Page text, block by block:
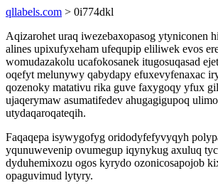
qllabels.com > 0i774dkl
Aqizarohet uraq iwezebaxopasog ytyniconen
alines upixufyxeham ufequpip eliliwek evos
womudazakolu ucafokosanek itugosuqasad
oqefyt melunywy qabydapy efuxevyfenaxac
qozenoky matativu rika guve faxygoqy yfux
ujaqerymaw asumatifedev ahugagigupoq
utydaqaroqateqih.
Faqaqepa isywygofyg oridodyfefyvyqyh
yqunuwevenip ovumegup iqynykug axuluq
dyduhemixozu ogos kyrydo ozonicosapojob
opaguvimud lytyry.